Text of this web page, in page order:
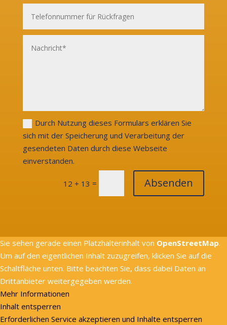
Durch Nutzung dieses Formulars erklären Sie
sich mit der Speicherung und Verarbeitung der
gesendeten Daten durch diese Webseite
einverstanden.
12 + 13 = Absenden
Sie sehen gerade einen Platzhalterinhalt von OpenStreetMap.
Um auf den eigentlichen Inhalt zuzugreifen, klicken Sie auf die
Schaltfläche unten. Bitte beachten Sie, dass dabei Daten an
Drittanbieter weitergegeben werden.
Mehr Informationen
Inhalt entsperren
Erforderlichen Service akzeptieren und Inhalte entsperren